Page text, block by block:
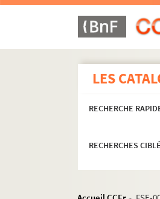
LES
RECHERCHE
RECHERCHES